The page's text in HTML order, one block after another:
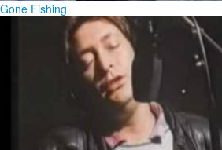
Gone Fishing